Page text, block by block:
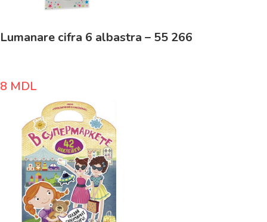
Lumanare cifra 6 albastra – 55 266
8 MDL